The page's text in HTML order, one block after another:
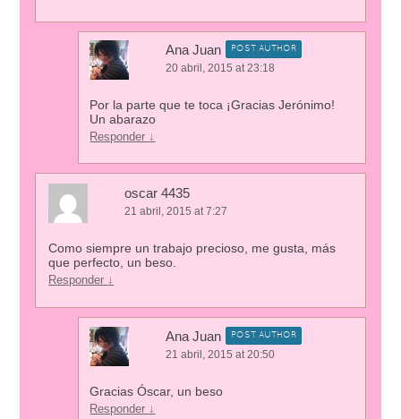
Ana Juan POST AUTHOR
20 abril, 2015 at 23:18
Por la parte que te toca ¡Gracias Jerónimo!
Un abarazo
Responder ↓
oscar 4435
21 abril, 2015 at 7:27
Como siempre un trabajo precioso, me gusta, más
que perfecto, un beso.
Responder ↓
Ana Juan POST AUTHOR
21 abril, 2015 at 20:50
Gracias Óscar, un beso
Responder ↓